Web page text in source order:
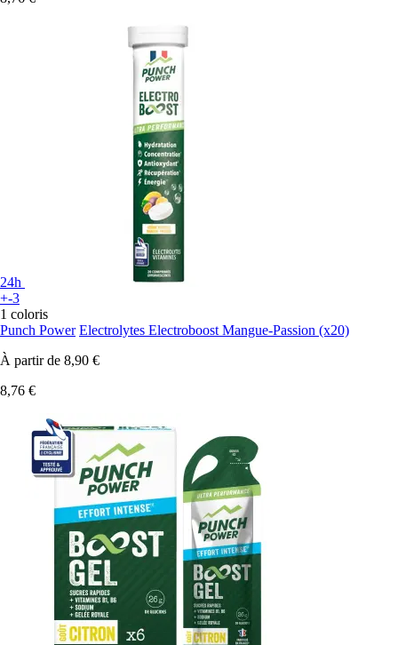
24h
+-3
1 coloris
Punch Power Electrolytes Electroboost Mangue-Passion (x20)
À partir de 8,90 €
8,76 €